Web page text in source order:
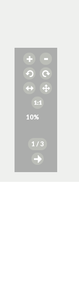
10%
1 / 3